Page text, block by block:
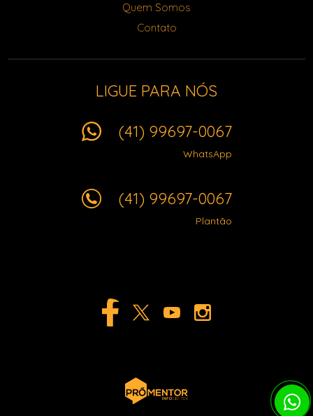
Quem Somos
Contato
LIGUE PARA NÓS
(41) 99697-0067
WhatsApp
(41) 99697-0067
Plantão